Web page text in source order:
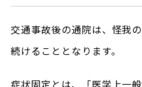
交通事故後の通院は、怪我
続けることとなります。
症状固定とは、「医学上一